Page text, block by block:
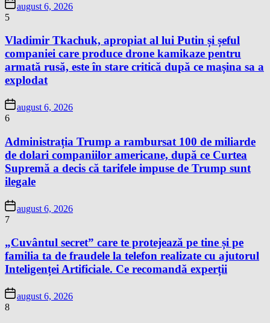
august 6, 2026
5
Vladimir Tkachuk, apropiat al lui Putin și șeful
companiei care produce drone kamikaze pentru
armată rusă, este în stare critică după ce mașina sa a
explodat
august 6, 2026
6
Administrația Trump a rambursat 100 de miliarde
de dolari companiilor americane, după ce Curtea
Supremă a decis că tarifele impuse de Trump sunt
ilegale
august 6, 2026
7
„Cuvântul secret” care te protejează pe tine și pe
familia ta de fraudele la telefon realizate cu ajutorul
Inteligenței Artificiale. Ce recomandă experții
august 6, 2026
8